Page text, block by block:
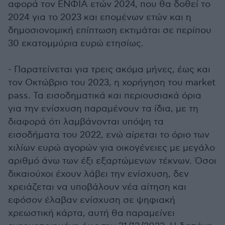
αφορά τον ENΦΙΑ ετών 2024, που θα δοθεί το
2024 για το 2023 και επομένων ετών και η
δημοσιονομική επίπτωση εκτιμάται σε περίπου
30 εκατομμύρια ευρώ ετησίως.
- Παρατείνεται για τρεις ακόμα μήνες, έως και
τον Οκτώβριο του 2023, η χορήγηση του market
pass. Τα εισοδηματικά και περιουσιακά όρια
για την ενίσχυση παραμένουν τα ίδια, με τη
διαφορά ότι λαμβάνονται υπόψη τα
εισοδήματα του 2022, ενώ αίρεται το όριο των
χιλίων ευρώ αγορών για οικογένειες με μεγάλο
αριθμό άνω των έξι εξαρτώμενων τέκνων. Όσοι
δικαιούχοι έχουν λάβει την ενίσχυση, δεν
χρειάζεται να υποβάλουν νέα αίτηση και
εφόσον έλαβαν ενίσχυση σε ψηφιακή
χρεωστική κάρτα, αυτή θα παραμείνει